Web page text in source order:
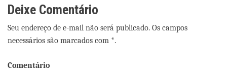
Deixe Comentário
Seu endereço de e-mail não será publicado. Os campos
necessários são marcados com *.
Comentário